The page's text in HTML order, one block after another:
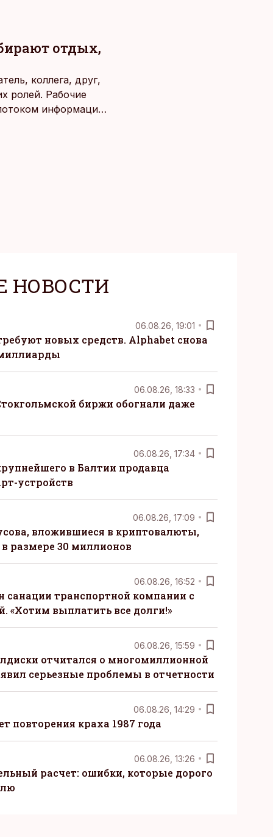
отдых,
коллега, друг,
ролей. Рабочие
информации,
НОВОСТИ
06.08.26, 19:01
новых средств. Alphabet снова
06.08.26, 18:33
биржи обогнали даже
06.08.26, 17:34
в Балтии продавца
устройств
06.08.26, 17:09
вложившиеся в криптовалюты,
размере 30 миллионов
06.08.26, 16:52
санации транспортной компании с
«Хотим выплатить все долги!»
06.08.26, 15:59
отчитался о многомиллионной
серьезные проблемы в отчетности
06.08.26, 14:29
повторения краха 1987 года
06.08.26, 13:26
расчет: ошибки, которые дорого